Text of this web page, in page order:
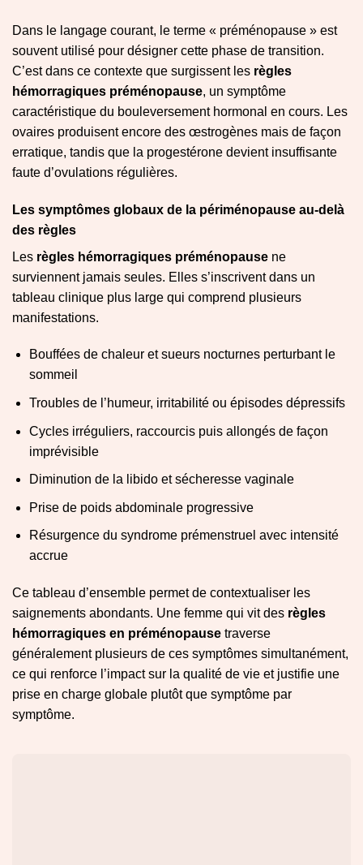
Dans le langage courant, le terme « préménopause » est
souvent utilisé pour désigner cette phase de transition.
C’est dans ce contexte que surgissent les règles
hémorragiques préménopause, un symptôme
caractéristique du bouleversement hormonal en cours. Les
ovaires produisent encore des œstrogènes mais de façon
erratique, tandis que la progestérone devient insuffisante
faute d’ovulations régulières.
Les symptômes globaux de la périménopause au-delà
des règles
Les règles hémorragiques préménopause ne
surviennent jamais seules. Elles s’inscrivent dans un
tableau clinique plus large qui comprend plusieurs
manifestations.
Bouffées de chaleur et sueurs nocturnes perturbant le
sommeil
Troubles de l’humeur, irritabilité ou épisodes dépressifs
Cycles irréguliers, raccourcis puis allongés de façon
imprévisible
Diminution de la libido et sécheresse vaginale
Prise de poids abdominale progressive
Résurgence du syndrome prémenstruel avec intensité
accrue
Ce tableau d’ensemble permet de contextualiser les
saignements abondants. Une femme qui vit des règles
hémorragiques en préménopause traverse
généralement plusieurs de ces symptômes simultanément,
ce qui renforce l’impact sur la qualité de vie et justifie une
prise en charge globale plutôt que symptôme par
symptôme.